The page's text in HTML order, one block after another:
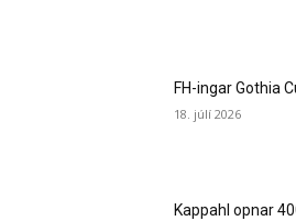
FH-ingar Gothia
18. júlí 2026
Kappahl opnar